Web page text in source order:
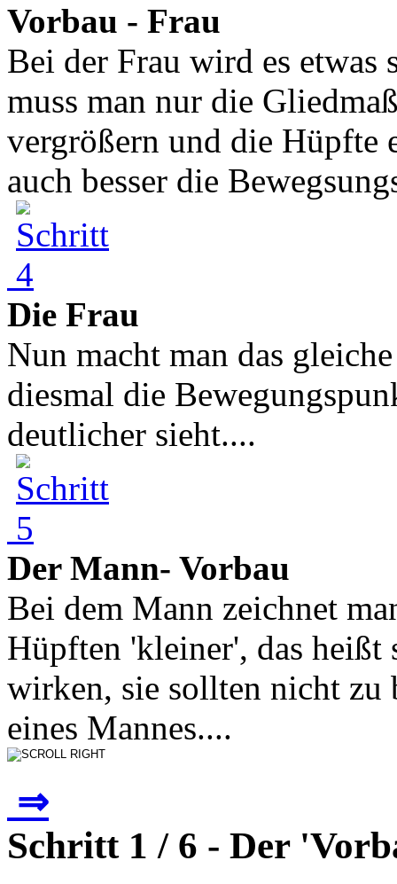
Vorbau - Frau
Bei der Frau wird es etwas
muss man nur die
vergrößern und die Hüpfte
auch besser die
Die Frau
Nun macht man das
diesmal die
deutlicher sieht....
Der Mann- Vorbau
Bei dem Mann zeichnet
Hüpften 'kleiner', das heißt
wirken, sie sollten nicht zu
eines Mannes....
⇒
Schritt 1 / 6 - Der